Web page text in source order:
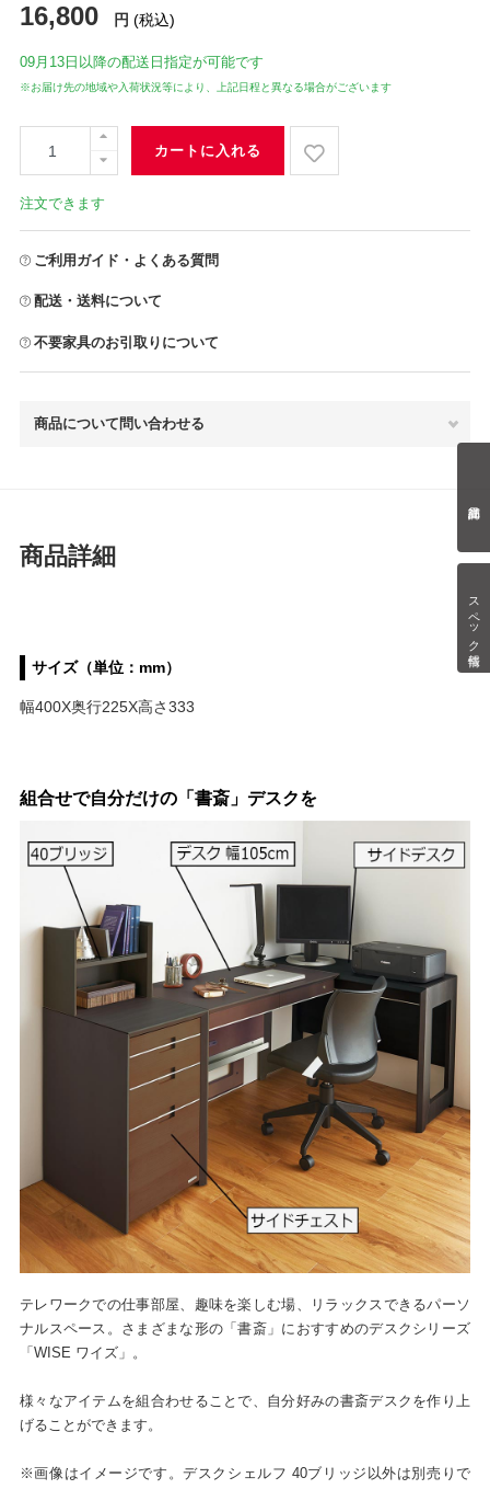
スペック情報
16,800 円 (税込)
09月13日 以降の配送日指定が可能です
※お届け先の地域や入荷状況等により、上記日程と異なる場合がございます
カートに入れる
注文できます
ご利用ガイド・よくある質問
配送・送料について
不要家具のお引取りについて
商品について問い合わせる
商品詳細
サイズ（単位：mm）
幅400X奥行225X高さ333
組合せで自分だけの「書斎」デスクを
テレワークでの仕事部屋、趣味を楽しむ場、リラックスできるパーソ
ナルスペース。さまざまな形の「書斎」におすすめのデスクシリーズ
「WISE ワイズ」。
様々なアイテムを組合わせることで、自分好みの書斎デスクを作り上
げることができます。
※画像はイメージです。デスクシェルフ 40ブリッジ以外は別売りで